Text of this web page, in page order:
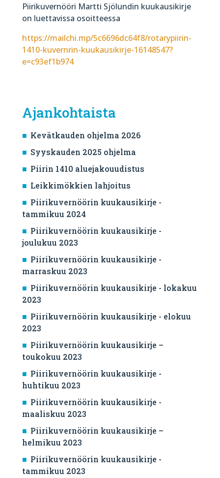
Piirikuvernööri Martti Sjölundin kuukausikirje
on luettavissa osoitteessa
https://mailchi.mp/5c6696dc64f8/rotarypiirin-
1410-kuvernrin-kuukausikirje-16148547?
e=c93ef1b974
Ajankohtaista
Kevätkauden ohjelma 2026
Syyskauden 2025 ohjelma
Piirin 1410 aluejakouudistus
Leikkimökkien lahjoitus
Piirikuvernöörin kuukausikirje -
tammikuu 2024
Piirikuvernöörin kuukausikirje -
joulukuu 2023
Piirikuvernöörin kuukausikirje -
marraskuu 2023
Piirikuvernöörin kuukausikirje - lokakuu
2023
Piirikuvernöörin kuukausikirje - elokuu
2023
Piirikuvernöörin kuukausikirje –
toukokuu 2023
Piirikuvernöörin kuukausikirje -
huhtikuu 2023
Piirikuvernöörin kuukausikirje -
maaliskuu 2023
Piirikuvernöörin kuukausikirje –
helmikuu 2023
Piirikuvernöörin kuukausikirje -
tammikuu 2023